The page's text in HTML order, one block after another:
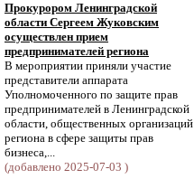
Прокурором Ленинградской
области Сергеем Жуковским
осуществлен прием
предпринимателей региона
В мероприятии приняли участие
представители аппарата
Уполномоченного по защите прав
предпринимателей в Ленинградской
области, общественных организаций
региона в сфере защиты прав
бизнеса,...
(добавлено 2025-07-03 )